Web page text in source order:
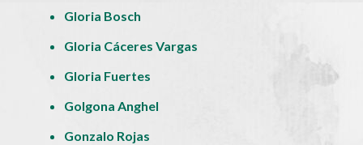
Gloria Bosch
Gloria Cáceres Vargas
Gloria Fuertes
Golgona Anghel
Gonzalo Rojas